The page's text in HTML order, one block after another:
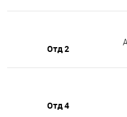
Отд 2
Отд 4